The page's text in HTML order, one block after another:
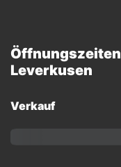
Öffnungszeiten
Leverkusen
Verkauf